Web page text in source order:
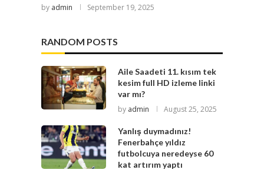
by admin September 19, 2025
RANDOM POSTS
Aile Saadeti 11. kısım tek
kesim full HD izleme linki
var mı?
by admin August 25, 2025
Yanlış duymadınız!
Fenerbahçe yıldız
futbolcuya neredeyse 60
kat artırım yaptı